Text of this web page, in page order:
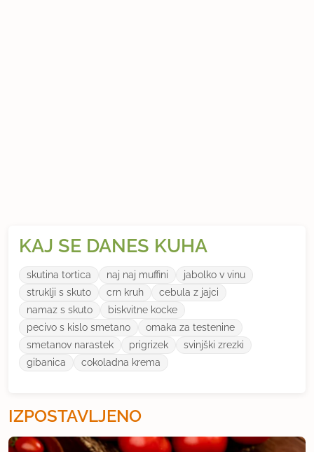
KAJ SE DANES KUHA
skutina tortica naj naj muffini
jabolko v vinu
struklji s skuto
crn kruh
cebula z jajci
namaz s skuto
biskvitne kocke
pecivo s kislo smetano
omaka za testenine
smetanov narastek
prigrizek
svinjški zrezki
gibanica
cokoladna krema
IZPOSTAVLJENO